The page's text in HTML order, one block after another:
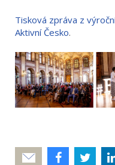
Tisková zpráva z
Aktivní Česko.
Poslat